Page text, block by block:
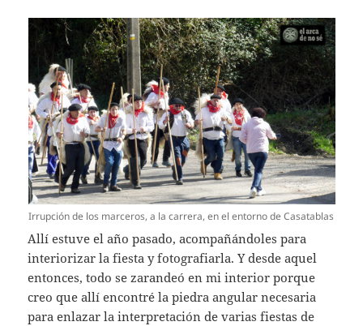
Irrupción de los marceros, a la carrera, en el entorno de Casatablas
Allí estuve el año pasado, acompañándoles para
interiorizar la fiesta y fotografiarla. Y desde aquel
entonces, todo se zarandeó en mi interior porque
creo que allí encontré la piedra angular necesaria
para enlazar la interpretación de varias fiestas de